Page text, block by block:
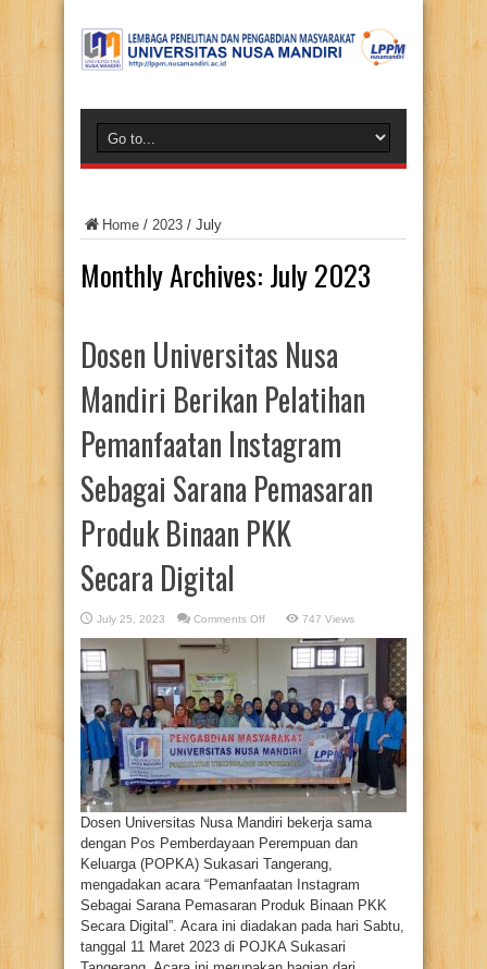
Home / 2023 / July
Monthly Archives: July 2023
Dosen Universitas Nusa
Mandiri Berikan Pelatihan
Pemanfaatan Instagram
Sebagai Sarana Pemasaran
Produk Binaan PKK
Secara Digital
July 25, 2023 Comments Offon
Universitas
Mandiri
Berikan
Pelatihan
Pemanfaatan
Instagram
Sebagai
Sarana
Pemasaran
Produk
Binaan
PKK
Secara Digital
747 Views
Dosen Universitas Nusa Mandiri bekerja sama
dengan Pos Pemberdayaan Perempuan dan
Keluarga (POPKA) Sukasari Tangerang,
mengadakan acara “Pemanfaatan Instagram
Sebagai Sarana Pemasaran Produk Binaan PKK
Secara Digital”. Acara ini diadakan pada hari Sabtu,
tanggal 11 Maret 2023 di POJKA Sukasari